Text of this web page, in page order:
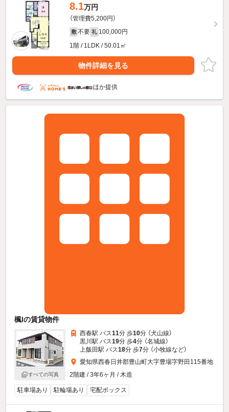
8.1万円
（管理費5,200円）
敷 不要 礼 100,000円
1階 / 1LDK / 50.01㎡
物件詳細を見る
ほか提供
楓Iの賃貸物件
すべての写真
西春駅 バス11分 歩10分 （犬山線）
黒川駅 バス19分 歩4分 （名城線）
上飯田駅 バス18分 歩7分 （小牧線など）
愛知県西春日井郡豊山町大字豊場字野田115番地
2階建 / 3年6ヶ月 / 木造
駐車場あり 駐輪場あり 宅配ボックス